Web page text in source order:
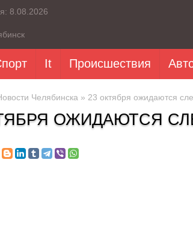
8.08.2026
It Происшествия
Челябинска » 23 октября ожидаются
ОЖИДАЮТСЯ